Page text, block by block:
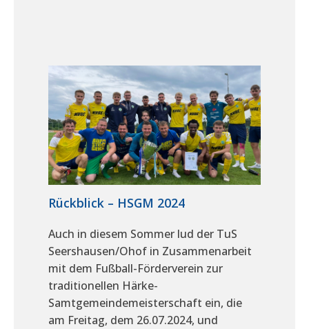
Rückblick – HSGM 2024
Auch in diesem Sommer lud der TuS
Seershausen/Ohof in Zusammenarbeit
mit dem Fußball-Förderverein zur
traditionellen Härke-
Samtgemeindemeisterschaft ein, die
am Freitag, dem 26.07.2024, und